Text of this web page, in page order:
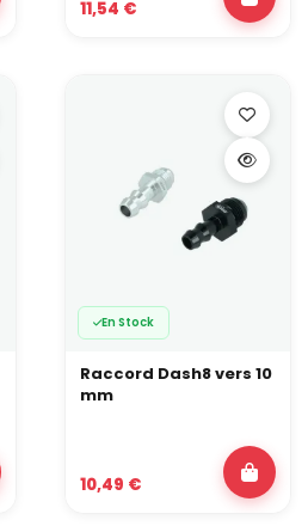
11,54 €
En Stock
Raccord Dash8 vers 10
mm
10,49 €